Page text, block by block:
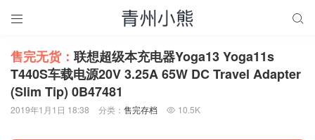
 
售完无货： 联想超级本充电器Yoga13 Yoga11s
T440S车载电源20V 3.25A 65W DC Travel Adapter
(Slim Tip) 0B47481
2019年1月1日 18:38 分类： 售完存档  10.5K